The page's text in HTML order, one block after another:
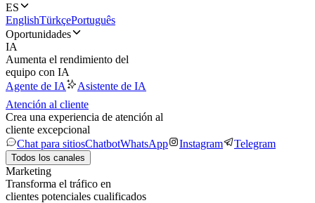
ES
EnglishTürkçePortuguês
Oportunidades
IA
Aumenta el rendimiento del
equipo con IA
Agente de IA
Asistente de IA
Atención al cliente
Crea una experiencia de atención al
cliente excepcional
Chat para sitiosChatbotWhatsApp Instagram Telegram
Todos los canales
Marketing
Transforma el tráfico en
clientes potenciales cualificados